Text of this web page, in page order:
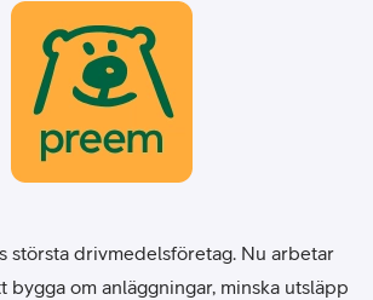
största drivmedelsföretag. Nu arbetar
bygga om anläggningar, minska utsläpp